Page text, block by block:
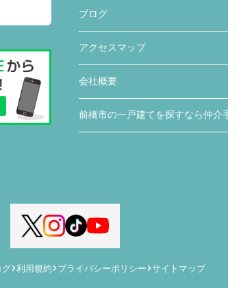
入までの流れや進捗状況に応じてやるこ
とめたものを何度も更新し作っていただき
な手続きが円滑にでき助かりました。
売店が関わる疑問点に対しても、みなみ
さんから連絡や確認していただきまし
さらに私達にわかりやすく説明していただ
間のかかることを進んでしていただきあ
ブログ
アクセスマップ
会社概要
前橋市の一戸建てを探すなら仲介
グ 利用規約 プライバシーポリシー サイトマップ